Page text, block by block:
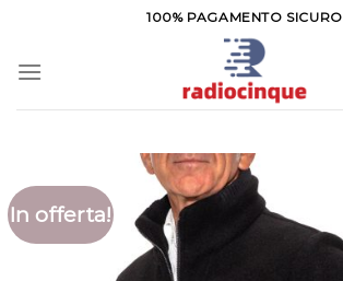
contenuti
100% PAGAMENTO SICURO
In offerta!